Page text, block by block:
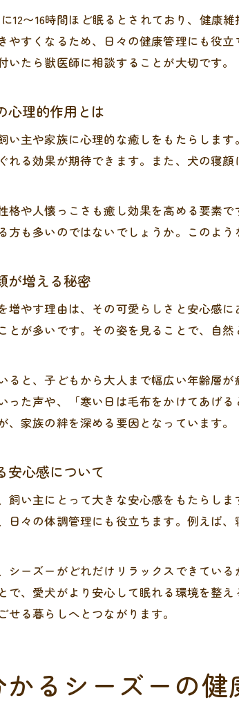
シーズーの寝顔
健康維持のため
シーズーが必要
長く眠るシーズ
長時間睡眠でも
成長段階別シー
臭いを防ぐシー
清潔な寝顔のた
シーズー寝顔と
12〜16時間ほど眠るとされており、健
やすくなるため、日々の健康管理にも役
たら獣医師に相談することが大切です。
心理的作用とは
い主や家族に心理的な癒しをもたらしま
れる効果が期待できます。また、犬の寝
格や人懐っこさも癒し効果を高める要素
方も多いのではないでしょうか。このよ
が増える秘密
増やす理由は、その可愛らしさと安心感
とが多いです。その姿を見ることで、自
ると、子どもから大人まで幅広い年齢層
った声や、「寒い日は毛布をかけてあげ
家族の絆を深める要因となっています。
安心感について
飼い主にとって大きな安心感をもたらし
日々の体調管理にも役立ちます。例えば
シーズーがどれだけリラックスできてい
で、愛犬がより安心して眠れる環境を整
る暮らしへとつながります。
るシーズーの健